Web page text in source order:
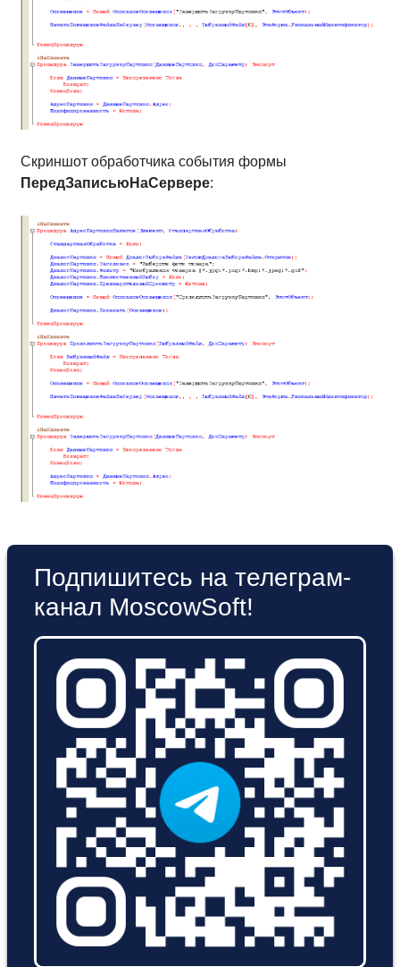
Скриншот обработчика события формы
ПередЗаписьюНаСервере:
Подпишитесь на телеграм-
канал MoscowSoft!